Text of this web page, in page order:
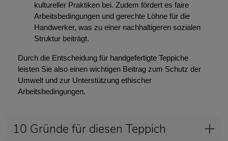
kultureller Praktiken bei. Zudem fördert es faire
Arbeitsbedingungen und gerechte Löhne für die
Handwerker, was zu einer nachhaltigeren sozialen
Struktur beiträgt.
Durch die Entscheidung für handgefertigte Teppiche
leisten Sie also einen wichtigen Beitrag zum Schutz der
Umwelt und zur Unterstützung ethischer
Arbeitsbedingungen.
10 Gründe für diesen Teppich